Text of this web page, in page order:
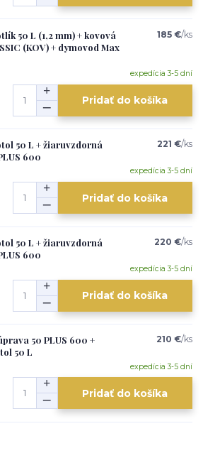
50 L (1,2 mm) + kovová
(KOV) + dymovod Max
185 €/ks
expedícia 3-5 dní
Pridať do košíka
50 L + žiaruvzdorná
600
221 €/ks
expedícia 3-5 dní
Pridať do košíka
50 L + žiaruvzdorná
600
220 €/ks
expedícia 3-5 dní
Pridať do košíka
50 PLUS 600 +
50 L
210 €/ks
expedícia 3-5 dní
Pridať do košíka